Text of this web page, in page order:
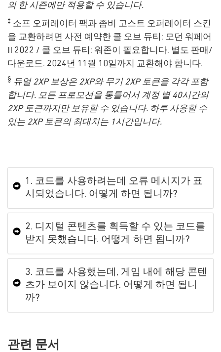
의 한 시즌에만 적용할 수 있습니다.
‡ 소프 오퍼레이터 팩과 좀비 고스트 오퍼레이터 스킨
을 교환하려면 사전 예약한 콜 오브 듀티: 모던 워페어
II 2022 / 콜 오브 듀티: 워존이 필요합니다. 별도 판매/
다운로드. 2024년 11월 10일까지 교환해야 합니다.
§ 듀얼 2XP 보상은 2XP와 무기 2XP 토큰을 각각 포함
합니다. 모든 프로모션을 통틀어서 계정 별 40시간의
2XP 토큰까지만 보유할 수 있습니다. 하루 사용할 수
있는 2XP 토큰의 최대치는 1시간입니다.
1. 코드를 사용하려는데 오류 메시지가 표
시되었습니다. 어떻게 하면 됩니까?
2. 디지털 콘텐츠를 획득할 수 있는 코드를
받지 못했습니다. 어떻게 하면 됩니까?
3. 코드를 사용했는데, 게임 내에 해당 콘텐
츠가 보이지 않습니다. 어떻게 하면 됩니
까?
관련 문서